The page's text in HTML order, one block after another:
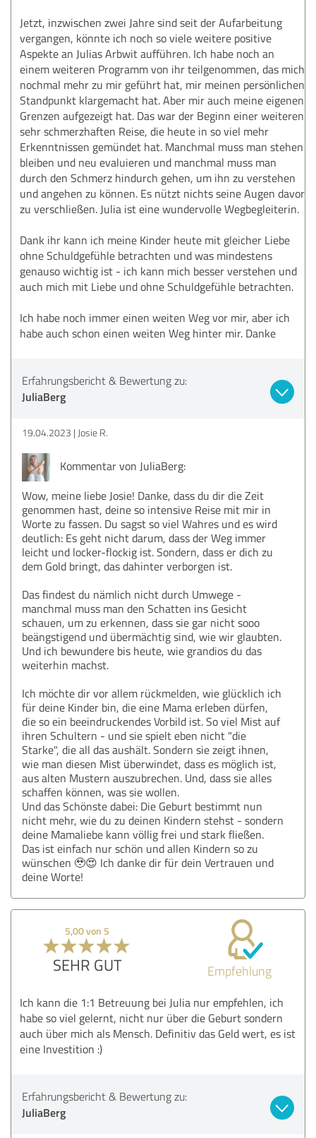
Jetzt, inzwischen zwei Jahre sind seit der Aufarbeitung
vergangen, könnte ich noch so viele weitere positive
Aspekte an Julias Arbwit aufführen. Ich habe noch an
einem weiteren Programm von ihr teilgenommen, das mich
nochmal mehr zu mir geführt hat, mir meinen persönlichen
Standpunkt klargemacht hat. Aber mir auch meine eigenen
Grenzen aufgezeigt hat. Das war der Beginn einer weiteren
sehr schmerzhaften Reise, die heute in so viel mehr
Erkenntnissen gemündet hat. Manchmal muss man stehen
bleiben und neu evaluieren und manchmal muss man
durch den Schmerz hindurch gehen, um ihn zu verstehen
und angehen zu können. Es nützt nichts seine Augen davor
zu verschließen. Julia ist eine wundervolle Wegbegleiterin.
Dank ihr kann ich meine Kinder heute mit gleicher Liebe
ohne Schuldgefühle betrachten und was mindestens
genauso wichtig ist - ich kann mich besser verstehen und
auch mich mit Liebe und ohne Schuldgefühle betrachten.
Ich habe noch immer einen weiten Weg vor mir, aber ich
habe auch schon einen weiten Weg hinter mir. Danke
Erfahrungsbericht & Bewertung zu:
JuliaBerg
19.04.2023 Josie R.
Kommentar von JuliaBerg:
Wow, meine liebe Josie! Danke, dass du dir die Zeit
genommen hast, deine so intensive Reise mit mir in
Worte zu fassen. Du sagst so viel Wahres und es wird
deutlich: Es geht nicht darum, dass der Weg immer
leicht und locker-flockig ist. Sondern, dass er dich zu
dem Gold bringt, das dahinter verborgen ist.
Das findest du nämlich nicht durch Umwege -
manchmal muss man den Schatten ins Gesicht
schauen, um zu erkennen, dass sie gar nicht sooo
beängstigend und übermächtig sind, wie wir glaubten.
Und ich bewundere bis heute, wie grandios du das
weiterhin machst.
Ich möchte dir vor allem rückmelden, wie glücklich ich
für deine Kinder bin, die eine Mama erleben dürfen,
die so ein beeindruckendes Vorbild ist. So viel Mist auf
ihren Schultern - und sie spielt eben nicht "die
Starke", die all das aushält. Sondern sie zeigt ihnen,
wie man diesen Mist überwindet, dass es möglich ist,
aus alten Mustern auszubrechen. Und, dass sie alles
schaffen können, was sie wollen.
Und das Schönste dabei: Die Geburt bestimmt nun
nicht mehr, wie du zu deinen Kindern stehst - sondern
deine Mamaliebe kann völlig frei und stark fließen.
Das ist einfach nur schön und allen Kindern so zu
wünschen 🥹😍 Ich danke dir für dein Vertrauen und
deine Worte!
5,00 von 5
SEHR GUT Empfehlung
Ich kann die 1:1 Betreuung bei Julia nur empfehlen, ich
habe so viel gelernt, nicht nur über die Geburt sondern
auch über mich als Mensch. Definitiv das Geld wert, es ist
eine Investition :)
Erfahrungsbericht & Bewertung zu:
JuliaBerg